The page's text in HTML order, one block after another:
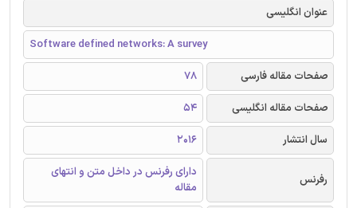
عنوان انگلیسی
Software defined networks: A survey
صفحات مقاله فارسی
78
صفحات مقاله انگلیسی
54
سال انتشار
2016
رفرنس
دارای رفرنس در داخل متن و انتهای
مقاله